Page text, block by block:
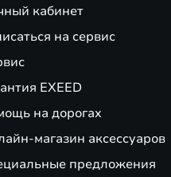
кабинет
на сервис
EXEED
на дорогах
магазин аксессуаров
предложения